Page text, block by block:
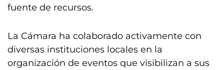
fuente de recursos.
La Cámara ha colaborado activamente con
diversas instituciones locales en la
organización de eventos que visibilizan a sus